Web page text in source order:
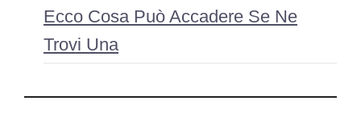
Ecco Cosa Può Accadere Se Ne
Trovi Una